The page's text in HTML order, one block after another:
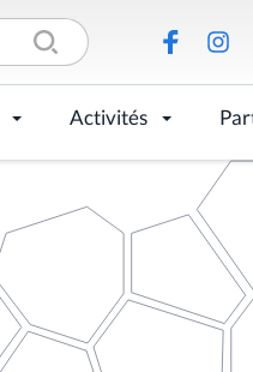
Activités